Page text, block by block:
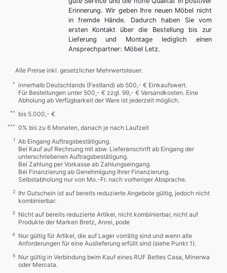
Erinnerung. Wir geben Ihre neuen Möbel nicht
in fremde Hände. Dadurch haben Sie vom
ersten Kontakt über die Bestellung bis zur
Lieferung und Montage lediglich einen
Ansprechpartner: Möbel Letz.
Alle Preise inkl. gesetzlicher Mehrwertsteuer.
*
innerhalb Deutschlands (Festland) ab 500,- € Einkaufswert.
Für Bestellungen unter 500,- € zzgl. 99,- € Versandkosten. Eine
Abholung ab Verfügbarkeit der Ware ist jederzeit möglich.
** bis 5.000,- €
*** 0% bis zu 6 Monaten, danach je nach Laufzeit
1
Ab Eingang Auftragsbestätigung.
Bei Kauf auf Rechnung mit abw. Lieferanschrift ab Eingang der
unterschriebenen Auftragsbestätigung.
Bei Zahlung per Vorkasse ab Zahlungseingang.
Bei Finanzierung ab Genehmigung Ihrer Finanzierung.
Selbstabholung nur von Mo.-Fr. nach vorheriger Absprache.
2
Ihr Gutschein ist auf bereits reduzierte Angebote gültig, jedoch nicht
kombinierbar.
3
Nicht auf bereits reduzierte Artikel, nicht kombinierbar, nicht auf
Produkte der Marken Bretz, Anrei, pode
4
Nur gültig für Artikel, die auf Lager vorrätig sind und wenn alle
Anforderungen für eine Auslieferung erfüllt sind (siehe Punkt 1).
5
Nur gültig in Verbindung beim Kauf eines RUF Bettes Casa, Minerwa
oder Mercata.